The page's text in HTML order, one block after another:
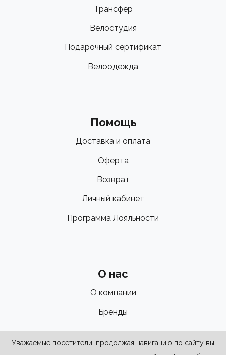
Трансфер
Велостудия
Подарочный сертификат
Велоодежда
Помощь
Доставка и оплата
Оферта
Возврат
Личный кабинет
Программа Лояльности
О нас
О компании
Бренды
Уважаемые посетители, продолжая навигацию по сайту вы